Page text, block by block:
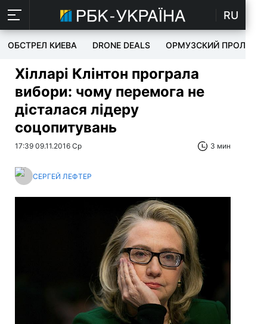
RU
ОБСТРЕЛ КИЕВА DRONE DEALS ОРМУЗСКИЙ ПРОЛИВ
Хілларі Клінтон програла
вибори: чому перемога не
дісталася лідеру
соцопитувань
17:39 09.11.2016 Ср 3 мин
СЕРГЕЙ ЛЕФТЕР